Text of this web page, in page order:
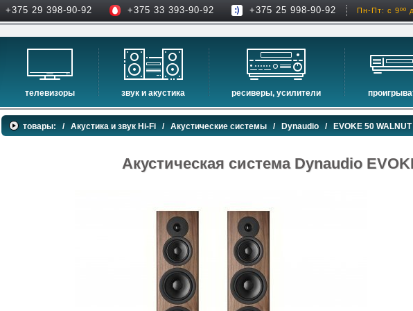
+375 29 398-90-92 +375 33 393-90-92 +375 25 998-90-92 Пн-Пт: с 9ºº
телевизоры
телевизоры
аксессуары для тв
звук и акустика
hi-fi акустика
музыкальные центры
сабвуферы
комплекты акустики
стойки для акустики
звуковые проекторы
звуковые панели
шумоизоляция
ресиверы, усилители
проекторы
экраны для проекторов
усилители
преобразователи, накопители и др.
сетевые
товары: / Акустика и звук Hi-Fi / Акустические системы / Dynaudio / EVOKE 50 WALNUT
Акустическая система Dynaudio